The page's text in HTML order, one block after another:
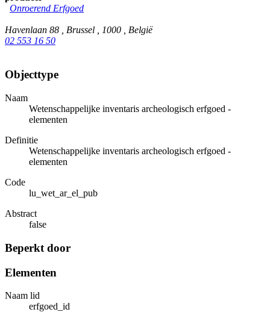
Onroerend Erfgoed
Havenlaan 88 , Brussel , 1000 , België
02 553 16 50
Objecttype
Naam
Wetenschappelijke inventaris archeologisch erfgoed -
elementen
Definitie
Wetenschappelijke inventaris archeologisch erfgoed -
elementen
Code
lu_wet_ar_el_pub
Abstract
false
Beperkt door
Elementen
Naam lid
erfgoed_id